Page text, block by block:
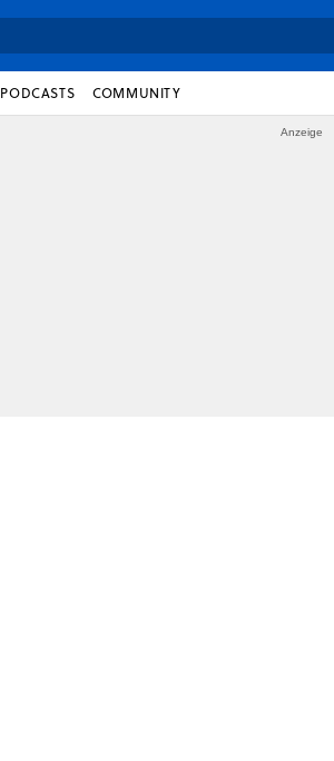
PODCASTS COMMUNITY